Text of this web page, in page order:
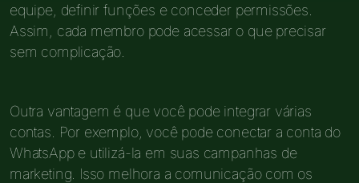
equipe, definir funções e conceder permissões.
Assim, cada membro pode acessar o que precisar
sem complicação.
Outra vantagem é que você pode integrar várias
contas. Por exemplo, você pode conectar a conta do
WhatsApp e utilizá-la em suas campanhas de
marketing. Isso melhora a comunicação com os